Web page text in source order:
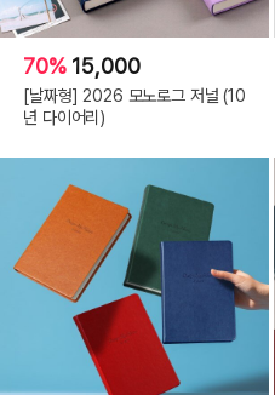
70% 15,000
[날짜형] 2026 모노로그 저널 (10
년 다이어리)